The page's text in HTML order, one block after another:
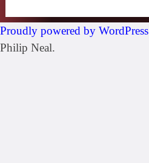
Proudly powered by WordPress
Philip Neal.